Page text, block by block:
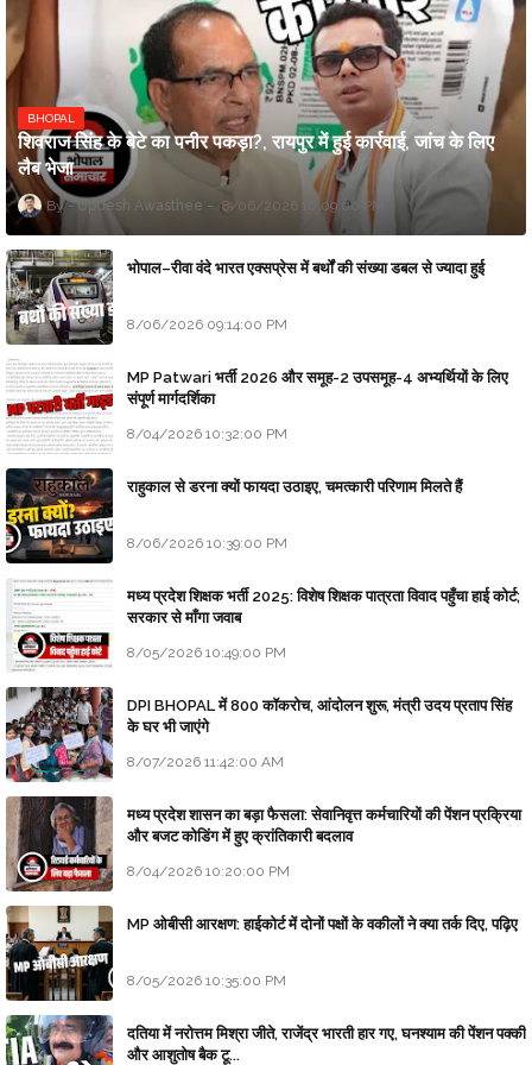
BHOPAL
शिवराज सिंह के बेटे का पनीर पकड़ा?, रायपुर में हुई कार्रवाई, जांच के लिए
लैब भेजा
Updesh Awasthee 8/06/2026 10:09:00 PM
भोपाल–रीवा वंदे भारत एक्सप्रेस में बर्थों की संख्या डबल से ज्यादा हुई
8/06/2026 09:14:00 PM
MP Patwari भर्ती 2026 और समूह-2 उपसमूह-4 अभ्यर्थियों के लिए
संपूर्ण मार्गदर्शिका
8/04/2026 10:32:00 PM
राहुकाल से डरना क्यों फायदा उठाइए, चमत्कारी परिणाम मिलते हैं
8/06/2026 10:39:00 PM
मध्य प्रदेश शिक्षक भर्ती 2025: विशेष शिक्षक पात्रता विवाद पहुँचा हाई कोर्ट;
सरकार से माँगा जवाब
8/05/2026 10:49:00 PM
DPI BHOPAL में 800 कॉकरोच, आंदोलन शुरू, मंत्री उदय प्रताप सिंह
के घर भी जाएंगे
8/07/2026 11:42:00 AM
मध्य प्रदेश शासन का बड़ा फैसला: सेवानिवृत्त कर्मचारियों की पेंशन प्रक्रिया
और बजट कोडिंग में हुए क्रांतिकारी बदलाव
8/04/2026 10:20:00 PM
MP ओबीसी आरक्षण: हाईकोर्ट में दोनों पक्षों के वकीलों ने क्या तर्क दिए, पढ़िए
8/05/2026 10:35:00 PM
दतिया में नरोत्तम मिश्रा जीते, राजेंद्र भारती हार गए, घनश्याम की पेंशन पक्की
और आशुतोष बैक टू...